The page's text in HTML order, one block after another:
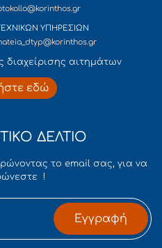
ΥΠΗΡΕΣΙΩΝ
αιτημάτων
εδώ
ΔΕΛΤΙΟ
το email σας, για να
!
Εγγραφή